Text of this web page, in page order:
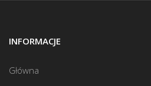
INFORMACJE
Główna